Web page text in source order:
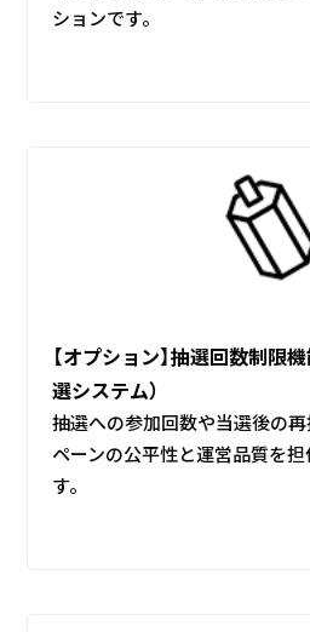
ションです。
【オプション】抽選回数制限
選システム）
抽選への参加回数や当選後の
ペーンの公平性と運営品質を
す。